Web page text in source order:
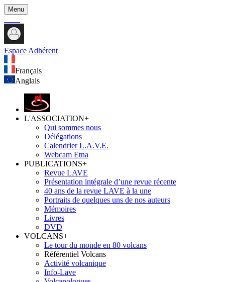
Menu
Espace Adhérent
Français
Anglais
L'ASSOCIATION+
Qui sommes nous
Délégations
Calendrier L.A.V.E.
Webcam Etna
PUBLICATIONS+
Revue LAVE
Présentation intégrale d’une revue récente
40 ans de la revue LAVE à la une
Portraits de quelques uns de nos auteurs
Mémoires
Livres
DVD
VOLCANS+
Le tour du monde en 80 volcans
Référentiel Volcans
Activité volcanique
Info-Lave